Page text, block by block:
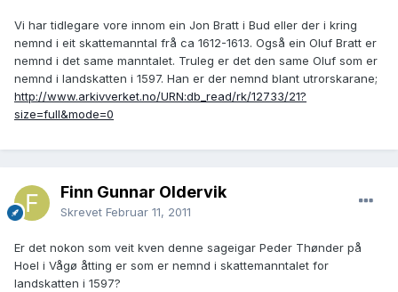
Vi har tidlegare vore innom ein Jon Bratt i Bud eller der i kring
nemnd i eit skattemanntal frå ca 1612-1613. Også ein Oluf Bratt er
nemnd i det same manntalet. Truleg er det den same Oluf som er
nemnd i landskatten i 1597. Han er der nemnd blant utrorskarane;
http://www.arkivverket.no/URN:db_read/rk/12733/21?
size=full&mode=0
Finn Gunnar Oldervik
Skrevet Februar 11, 2011
Er det nokon som veit kven denne sageigar Peder Thønder på
Hoel i Vågø åtting er som er nemnd i skattemanntalet for
landskatten i 1597?